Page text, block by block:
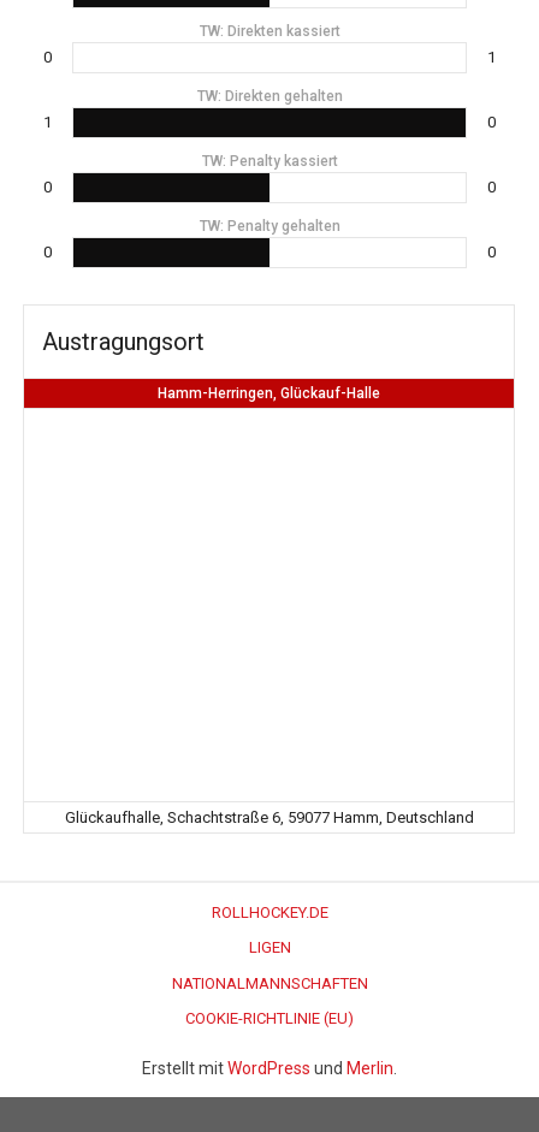
TW: Direkten kassiert
0 1
TW: Direkten gehalten
1 0
TW: Penalty kassiert
0 0
TW: Penalty gehalten
0 0
Austragungsort
Hamm-Herringen, Glückauf-Halle
Glückaufhalle, Schachtstraße 6, 59077 Hamm, Deutschland
ROLLHOCKEY.DE
LIGEN
NATIONALMANNSCHAFTEN
COOKIE-RICHTLINIE (EU)
Erstellt mitWordPress und Merlin.